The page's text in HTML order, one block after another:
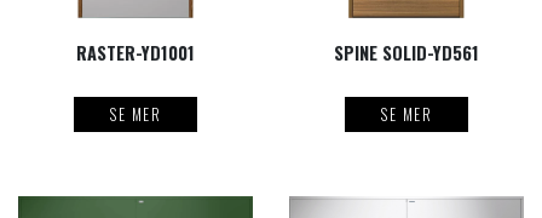
RASTER-YD1001
SE MER
SPINE SOLID-YD561
SE MER